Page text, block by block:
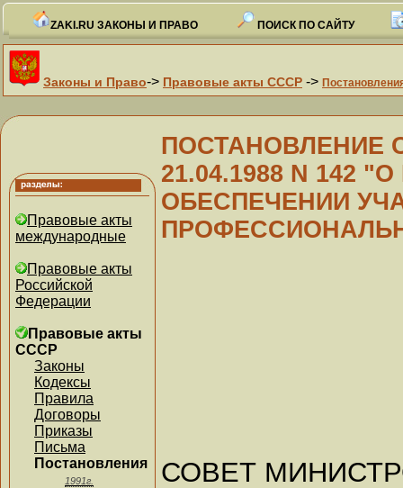
ZAKI.RU ЗАКОНЫ И ПРАВО ПОИСК ПО САЙТУ
Законы и Право-> Правовые акты СССР ->
Правовые акты
международные
Правовые акты
Российской
Федерации
Правовые акты
СССР
Законы
Кодексы
Правила
Договоры
Приказы
Письма
Постановления
1991г.
ПОСТАНОВЛЕНИЕ
21.04.1988 N 142
ОБЕСПЕЧЕНИИ
СОВЕТ